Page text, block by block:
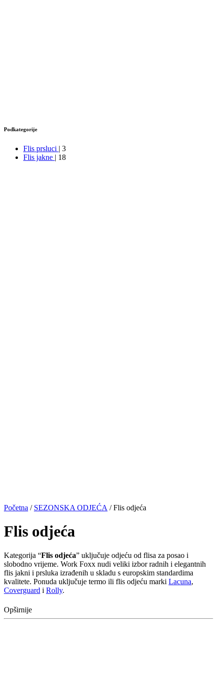
Podkategorije
Flis prsluci | 3
Flis jakne | 18
Početna / SEZONSKA ODJEĆA / Flis odjeća
Flis odjeća
Kategorija “Flis odjeća” uključuje odjeću od flisa za posao i
slobodno vrijeme. Work Foxx nudi veliki izbor radnih i elegantnih
flis jakni i prsluka izrađenih u skladu s europskim standardima
kvalitete. Ponuda uključuje termo ili flis odjeću marki Lacuna,
Coverguard i Rolly.
Opširnije